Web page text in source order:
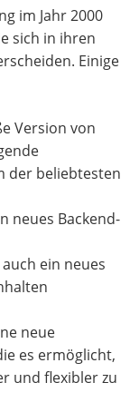
im Jahr 2000
sich in ihren
Einige
Version von
der beliebtesten
neues Backend-
ein neues
neue
es ermöglicht,
und flexibler zu